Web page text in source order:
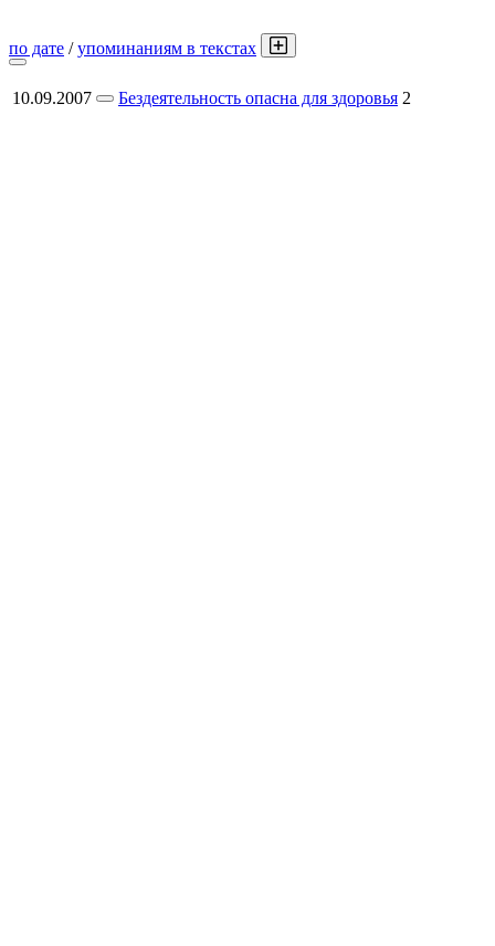
по дате /упоминаниям в текстах
10.09.2007 Бездеятельность опасна для здоровья 2